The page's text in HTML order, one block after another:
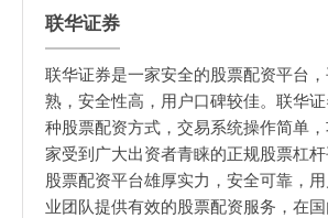
联华证券
联华证券是一家安全的股票配资平台
熟，安全性高，用户口碑较佳。联华
种股票配资方式，交易系统操作简单
家受到广大出资者青睐的正规股票杠
股票配资平台雄厚实力，安全可靠，
业团队提供有效的股票配资服务，在